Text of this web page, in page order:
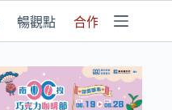
暢觀點 合作媒體